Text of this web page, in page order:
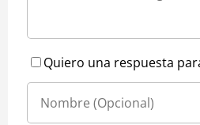
Quiero una respuesta